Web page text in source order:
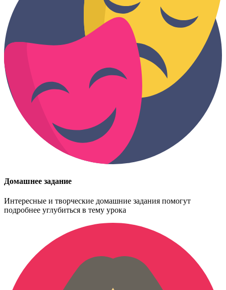
Домашнее задание
Интересные и творческие домашние задания помогут
подробнее углубиться в тему урока